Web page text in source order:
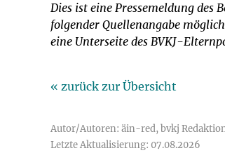
Dies ist eine Pressemeldung des
folgender Quellenangabe
eine Unterseite des BVKJ-
« zurück zur Übersicht
Autor/Autoren: äin-red, bvkj
Letzte Aktualisierung: 07.08.2026